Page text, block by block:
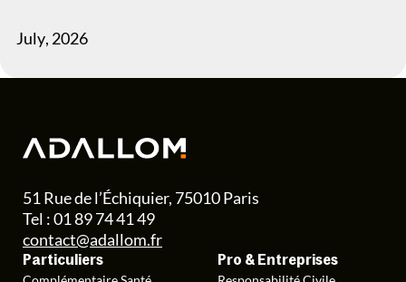
July, 2026
51 Rue de l’Échiquier, 75010 Paris
Tel : 01 89 74 41 49
contact@adallom.fr
Particuliers Pro & Entreprises